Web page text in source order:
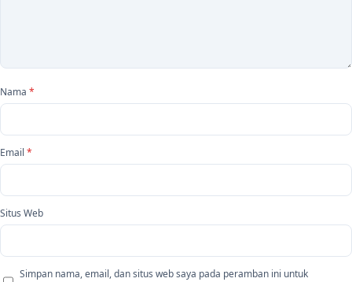
Nama *
Email *
Situs Web
Simpan nama, email, dan situs web saya pada peramban ini untuk